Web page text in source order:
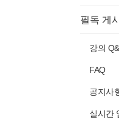
필독 게
강의
FAQ
공지사
실시간